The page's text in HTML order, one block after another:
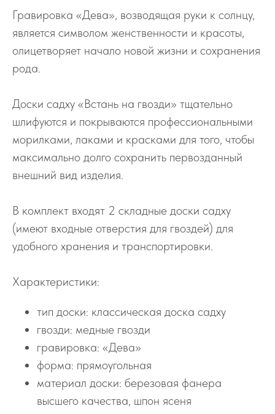
Гравировка «Дева», возводящая руки к солнцу,
является символом женственности и красоты,
олицетворяет начало новой жизни и сохранения
рода.
Доски садху «Встань на гвозди» тщательно
шлифуются и покрываются профессиональными
морилками, лаками и красками для того, чтобы
максимально долго сохранить первозданный
внешний вид изделия.
В комплект входят 2 складные доски садху
(имеют входные отверстия для гвоздей) для
удобного хранения и транспортировки.
Характеристики:
тип доски: классическая доска садху
гвозди: медные гвозди
гравировка: «Дева»
форма: прямоугольная
материал доски: березовая фанера
высшего качества, шпон ясеня